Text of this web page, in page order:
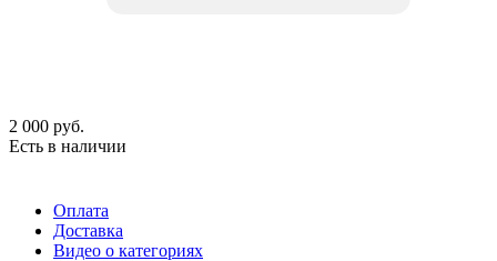
2 000 руб.
Есть в наличии
Оплата
Доставка
Видео о категориях